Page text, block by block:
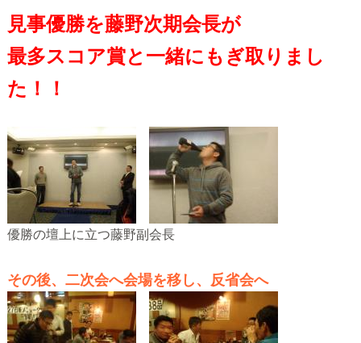
見事優勝を藤野次期会長が
最多スコア賞と一緒にもぎ取りまし
た！！
優勝の壇上に立つ藤野副会長
その後、二次会へ会場を移し、反省会へ